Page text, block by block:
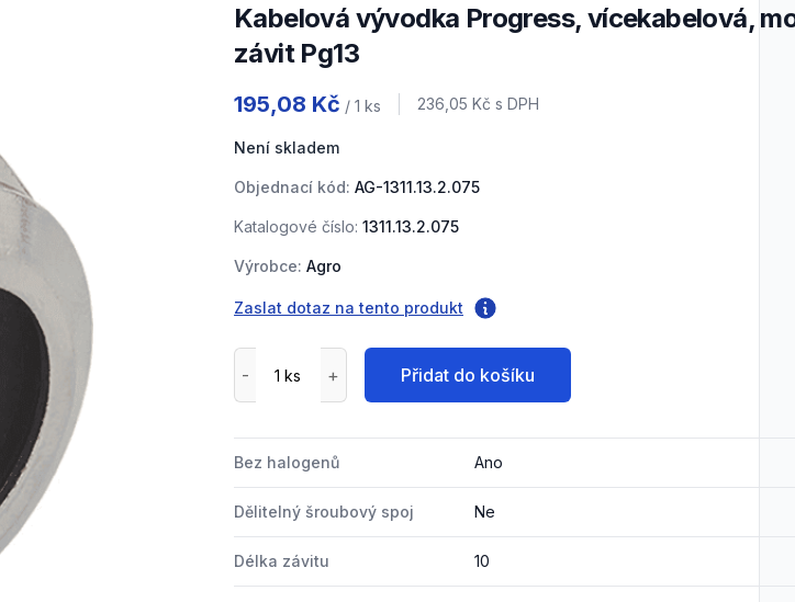
Kabelová vývodka Progress, vícekabelová, mosazná,
závit Pg13
195,08 Kč / 1 ks Cena s DPH
236,05 Kč s DPH
Není skladem
Objednací kód: AG-1311.13.2.075
Katalogové číslo: 1311.13.2.075
Výrobce: Agro
Zaslat dotaz na tento produkt
Přidat do košíku
Bez halogenů Ano
Dělitelný šroubový spoj Ne
Délka závitu 10